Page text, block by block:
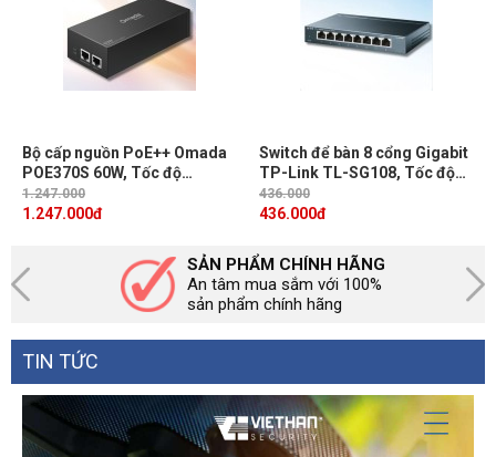
Bộ cấp nguồn PoE++ Omada
POE370S 60W, Tốc độ
10Gbps, Chuẩn 802.3bt, Cắm
và chạy
1.247.000
1.247.000đ
Switch để bàn 8 cổng Gigabit
TP-Link TL-SG108, Tốc độ
10/100/1000Mbps, Nguồn
5VDC / 0.6A, Cắm và chạy
436.000
436.000đ
SẢN PHẨM CHÍNH HÃNG
An tâm mua sắm với 100%
sản phẩm chính hãng
TIN TỨC